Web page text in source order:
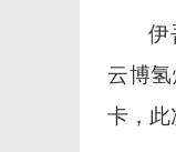
伊
云博
卡，此